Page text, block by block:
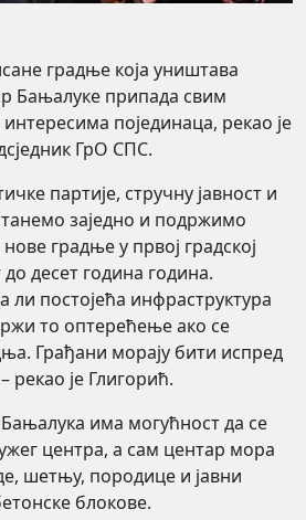
градње која уништава
Бањалуке припада свим
појединаца, рекао је
ГрО СПС.
партије, стручну јавност и
заједно и подржимо
градње у првој градској
десет година година.
ли постојећа инфраструктура
то оптерећење ако се
Грађани морају бити испред
рекао је Глигорић.
има могућност да се
центра, а сам центар мора
шетњу, породице и јавни
блокове.